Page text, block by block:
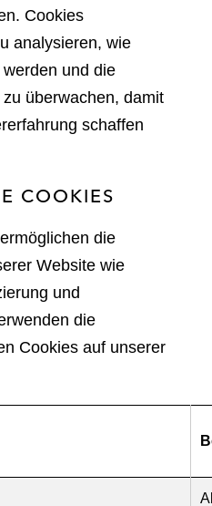
Cookies
analysieren, wie
und die
überwachen, damit
schaffen
COOKIES
die
Website wie
und
die
Cookies auf unserer